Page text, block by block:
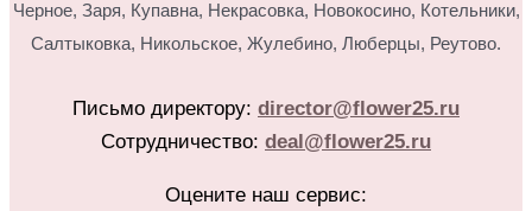
Черное, Заря, Купавна, Некрасовка, Новокосино, Котельники,
Салтыковка, Никольское, Жулебино, Люберцы, Реутово.
Письмо директору: director@flower25.ru
Сотрудничество: deal@flower25.ru
Оцените наш сервис: